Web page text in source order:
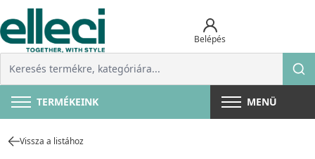
Belépés
TERMÉKEINK MENÜ
Vissza a listához